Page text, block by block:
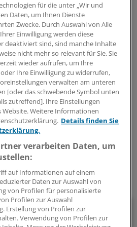
Erklärung. Dabei
Units nur bei fünf bis zehn
ein Weitertransport überhaupt
B 1 KR 38/17 R, B 1 KR 39/17 R
0
Recht
Thema
für die unter „Wir und
Daten, um Ihnen Dienste
Zwecke. Durch Auswahl von Alle
Einwilligung werden diese
deaktiviert sind, sind manche Inhalte
nicht mehr so relevant für Sie. Sie
wieder aufrufen, um Ihre
Ihre Einwilligung zu widerrufen,
verwalten am unteren
[oder das schwebende Symbol unten
zutreffend]. Ihre Einstellungen
Weitere Informationen
Details finden Sie
verarbeiten Daten, um
auf Informationen auf einem
Daten zur Auswahl von
von Profilen für personalisierte
Profilen zur Auswahl
Erstellung von Profilen zur
Verwendung von Profilen zur